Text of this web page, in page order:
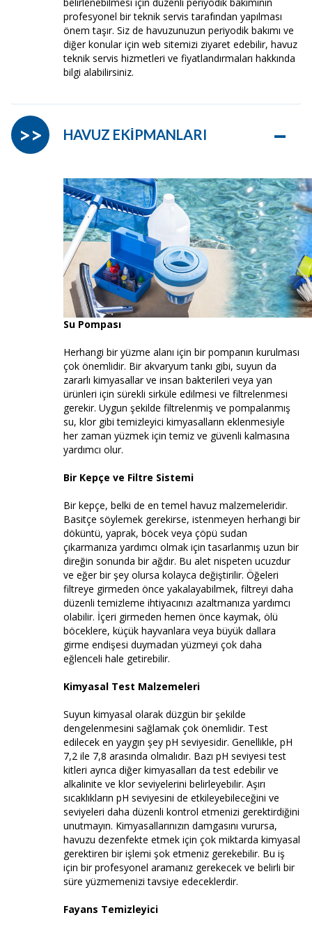
profesyonel bir teknik servis tarafından yapılması
önem taşır. Siz de havuzunuzun periyodik bakımı ve
diğer konular için web sitemizi ziyaret edebilir, havuz
teknik servis hizmetleri ve fiyatlandırmaları hakkında
bilgi alabilirsiniz.
HAVUZ EKİPMANLARI –
>>
Su Pompası
Herhangi bir yüzme alanı için bir pompanın kurulması
çok önemlidir. Bir akvaryum tankı gibi, suyun da
zararlı kimyasallar ve insan bakterileri veya yan
ürünleri için sürekli sirküle edilmesi ve filtrelenmesi
gerekir. Uygun şekilde filtrelenmiş ve pompalanmış
su, klor gibi temizleyici kimyasalların eklenmesiyle
her zaman yüzmek için temiz ve güvenli kalmasına
yardımcı olur.
Bir Kepçe ve Filtre Sistemi
Bir kepçe, belki de en temel havuz malzemeleridir.
Basitçe söylemek gerekirse, istenmeyen herhangi bir
döküntü, yaprak, böcek veya çöpü sudan
çıkarmanıza yardımcı olmak için tasarlanmış uzun bir
direğin sonunda bir ağdır. Bu alet nispeten ucuzdur
ve eğer bir şey olursa kolayca değiştirilir. Öğeleri
filtreye girmeden önce yakalayabilmek, filtreyi daha
düzenli temizleme ihtiyacınızı azaltmanıza yardımcı
olabilir. İçeri girmeden hemen önce kaymak, ölü
böceklere, küçük hayvanlara veya büyük dallara
girme endişesi duymadan yüzmeyi çok daha
eğlenceli hale getirebilir.
Kimyasal Test Malzemeleri
Suyun kimyasal olarak düzgün bir şekilde
dengelenmesini sağlamak çok önemlidir. Test
edilecek en yaygın şey pH seviyesidir. Genellikle, pH
7,2 ile 7,8 arasında olmalıdır. Bazı pH seviyesi test
kitleri ayrıca diğer kimyasalları da test edebilir ve
alkalinite ve klor seviyelerini belirleyebilir. Aşırı
sıcaklıkların pH seviyesini de etkileyebileceğini ve
seviyeleri daha düzenli kontrol etmenizi gerektirdiğini
unutmayın. Kimyasallarınızın damgasını vurursa,
havuzu dezenfekte etmek için çok miktarda kimyasal
gerektiren bir işlemi şok etmeniz gerekebilir. Bu iş
için bir profesyonel aramanız gerekecek ve belirli bir
süre yüzmemenizi tavsiye edeceklerdir.
Fayans Temizleyici